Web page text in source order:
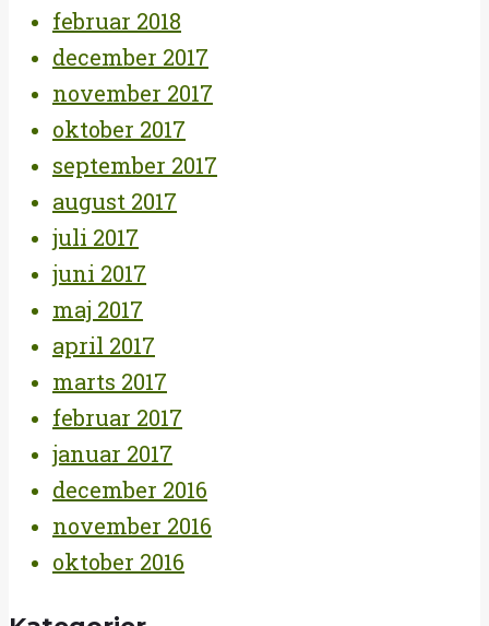
februar 2018
december 2017
november 2017
oktober 2017
september 2017
august 2017
juli 2017
juni 2017
maj 2017
april 2017
marts 2017
februar 2017
januar 2017
december 2016
november 2016
oktober 2016